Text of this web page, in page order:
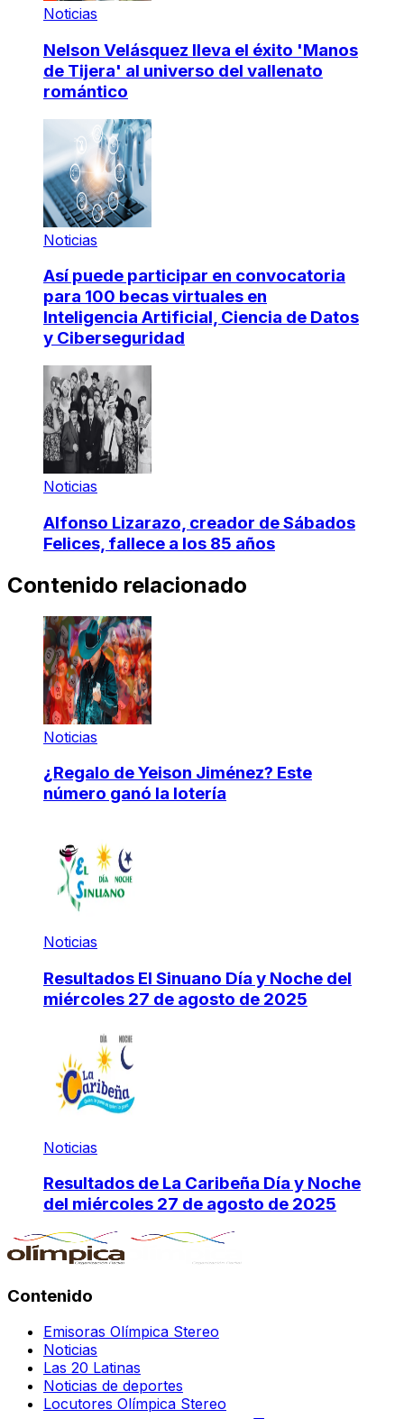
Noticias
Nelson Velásquez lleva el éxito 'Manos
de Tijera' al universo del vallenato
romántico
Noticias
Así puede participar en convocatoria
para 100 becas virtuales en
Inteligencia Artificial, Ciencia de Datos
y Ciberseguridad
Noticias
Alfonso Lizarazo, creador de Sábados
Felices, fallece a los 85 años
Contenido relacionado
Noticias
¿Regalo de Yeison Jiménez? Este
número ganó la lotería
Noticias
Resultados El Sinuano Día y Noche del
miércoles 27 de agosto de 2025
Noticias
Resultados de La Caribeña Día y Noche
del miércoles 27 de agosto de 2025
Contenido
Emisoras Olímpica Stereo
Noticias
Las 20 Latinas
Noticias de deportes
Locutores Olímpica Stereo